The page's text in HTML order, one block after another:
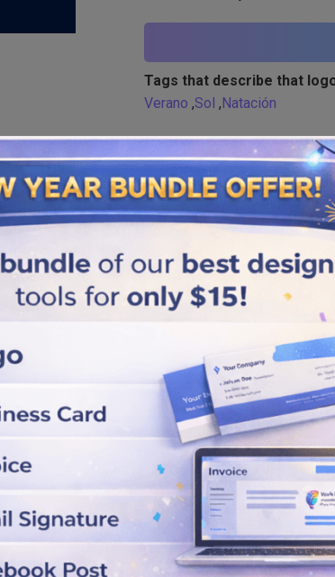
Tags that describe that
Verano ,Sol ,Natación
Similar logos